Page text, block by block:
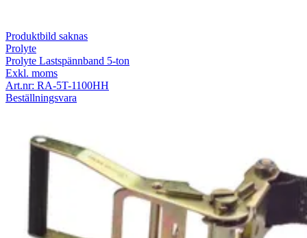
Produktbild saknas
Prolyte
Prolyte Lastspännband 5-ton
Exkl. moms
Art.nr: RA-5T-1100HH
Beställningsvara